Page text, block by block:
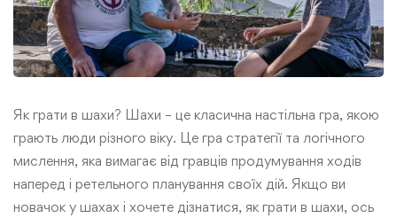
Як грати в шахи? Шахи – це класична настільна гра, якою
грають люди різного віку. Це гра стратегії та логічного
мислення, яка вимагає від гравців продумування ходів
наперед і ретельного планування своїх дій. Якщо ви
новачок у шахах і хочете дізнатися, як грати в шахи, ось